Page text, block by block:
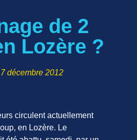
de 2
Lozère ?
décembre 2012
circulent actuellement
en Lozère. Le